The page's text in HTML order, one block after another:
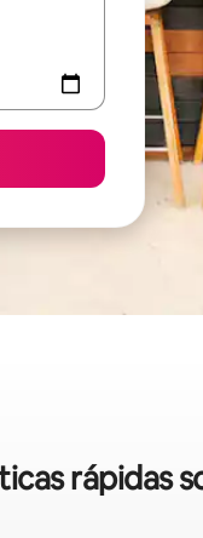
rápidas